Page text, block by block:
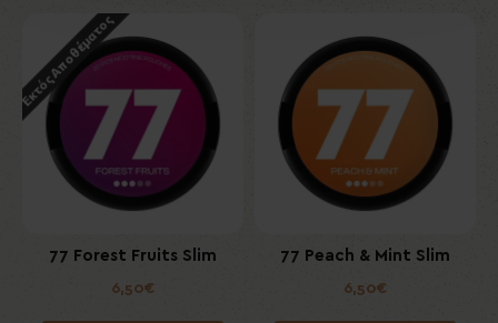
Εκτός Αποθέματος
77 Forest Fruits Slim
6,50€
77 Peach & Mint Slim
6,50€